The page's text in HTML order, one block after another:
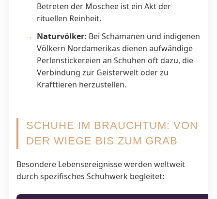
Betreten der Moschee ist ein Akt der
rituellen Reinheit.
Naturvölker: Bei Schamanen und indigenen
Völkern Nordamerikas dienen aufwändige
Perlenstickereien an Schuhen oft dazu, die
Verbindung zur Geisterwelt oder zu
Krafttieren herzustellen.
SCHUHE IM BRAUCHTUM: VON
DER WIEGE BIS ZUM GRAB
Besondere Lebensereignisse werden weltweit
durch spezifisches Schuhwerk begleitet: